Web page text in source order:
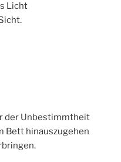
Licht
der Unbestimmtheit
Bett hinauszugehen